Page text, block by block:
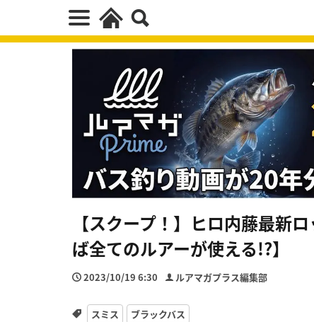
【スクープ！】ヒロ内藤最新
ば全てのルアーが使える!?】
2023/10/19 6:30 ルアマガプラス編集部
スミス ブラックバス